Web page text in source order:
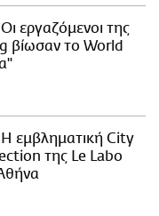
εργαζόμενοι της
βίωσαν το World
εμβληματική City
της Le Labo